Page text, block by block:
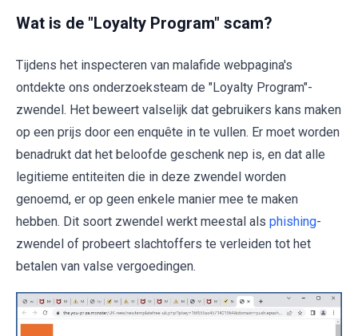
Wat is de "Loyalty Program" scam?
Tijdens het inspecteren van malafide webpagina's
ontdekte ons onderzoeksteam de "Loyalty Program"-
zwendel. Het beweert valselijk dat gebruikers kans maken
op een prijs door een enquête in te vullen. Er moet worden
benadrukt dat het beloofde geschenk nep is, en dat alle
legitieme entiteiten die in deze zwendel worden
genoemd, er op geen enkele manier mee te maken
hebben. Dit soort zwendel werkt meestal als phishing-
zwendel of probeert slachtoffers te verleiden tot het
betalen van valse vergoedingen.